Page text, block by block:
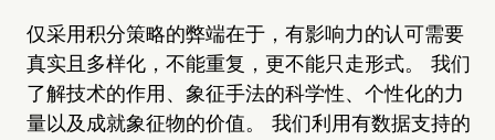
仅采用积分策略的弊端在于，有影响力的认可需要
真实且多样化，不能重复，更不能只走形式。 我们
了解技术的作用、象征手法的科学性、个性化的力
量以及成就象征物的价值。 我们利用有数据支持的